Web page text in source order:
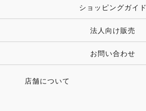
キーホルダー・チャーム・ストラップ
その他 アクセサリーショッピングガイド
法人向け販売
お問い合わせ
店舗について